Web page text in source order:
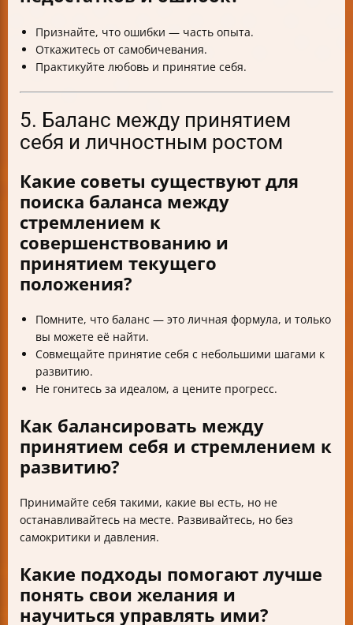
Признайте, что ошибки — часть опыта.
Откажитесь от самобичевания.
Практикуйте любовь и принятие себя.
5. Баланс между принятием
себя и личностным ростом
Какие советы существуют для
поиска баланса между
стремлением к
совершенствованию и
принятием текущего
положения?
Помните, что баланс — это личная формула, и только
вы можете её найти.
Совмещайте принятие себя с небольшими шагами к
развитию.
Не гонитесь за идеалом, а цените прогресс.
Как балансировать между
принятием себя и стремлением к
развитию?
Принимайте себя такими, какие вы есть, но не
останавливайтесь на месте. Развивайтесь, но без
самокритики и давления.
Какие подходы помогают лучше
понять свои желания и
научиться управлять ими?